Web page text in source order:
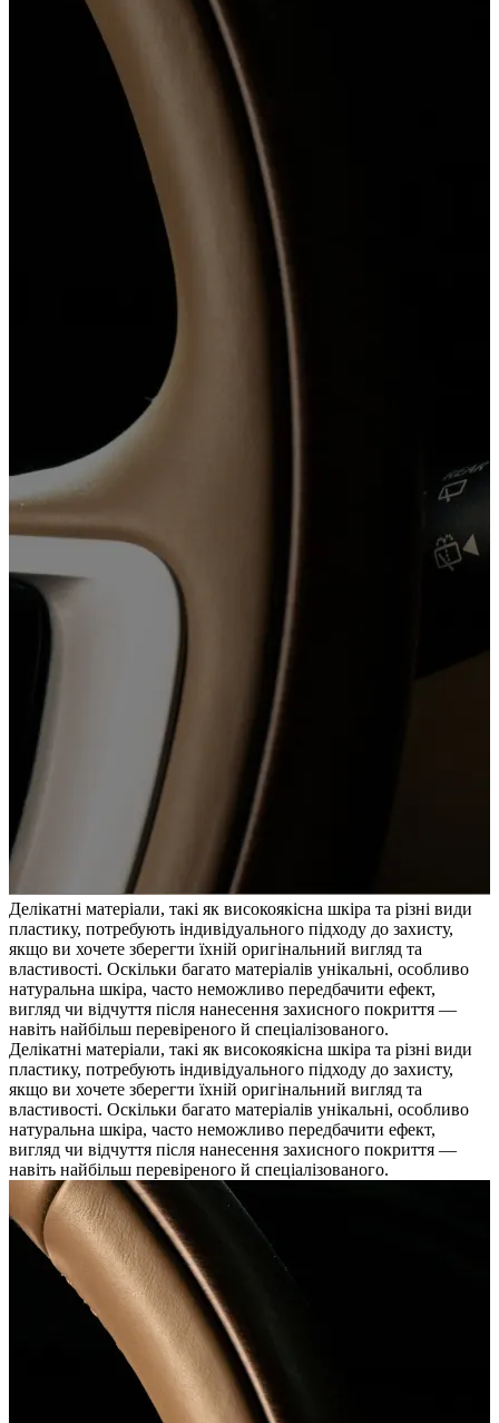
Делікатні матеріали, такі як високоякісна шкіра та різні види
пластику, потребують індивідуального підходу до захисту,
якщо ви хочете зберегти їхній оригінальний вигляд та
властивості. Оскільки багато матеріалів унікальні, особливо
натуральна шкіра, часто неможливо передбачити ефект,
вигляд чи відчуття після нанесення захисного покриття —
навіть найбільш перевіреного й спеціалізованого.
Делікатні матеріали, такі як високоякісна шкіра та різні види
пластику, потребують індивідуального підходу до захисту,
якщо ви хочете зберегти їхній оригінальний вигляд та
властивості. Оскільки багато матеріалів унікальні, особливо
натуральна шкіра, часто неможливо передбачити ефект,
вигляд чи відчуття після нанесення захисного покриття —
навіть найбільш перевіреного й спеціалізованого.